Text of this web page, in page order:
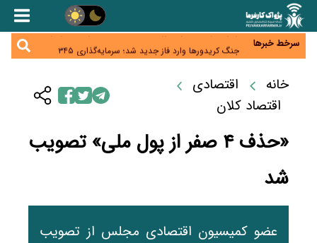
سرخط خبرها
همایش و مسابقه نذری ماه صفر برگزار شد
زائران اربعین نگران ارز باقی‌مانده نباشند؛ خرید دینار در
بانک‌ها و صرافی‌ها
جنگ کریدورها وارد فاز جدید شد؛ سرمایه‌گذاری ۳۴۵
میلیارد دلاری اوراسیا تا ۲۰۳۵
شبکه کمتر توسعه می‌یابد
تأمین سرمایه در گردش بدون خلق نقدینگی؛ نقش
جدید سیاست‌های مالیاتی در حمایت از تولید
خانه
اقتصادی
اقتصاد کلان
«حذف ۴ صفر از پول ملی» تصویب
شد
عضو کمیسیون اقتصادی مجلس از تصویب